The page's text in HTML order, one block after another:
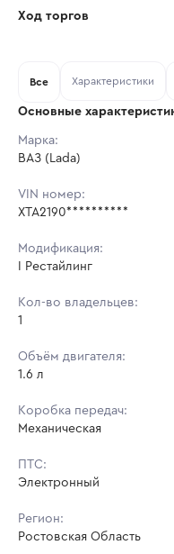
Тип аукциона:
Шаг торгов:
Кол-во ставок:
Ход торгов
Все Характеристики
Основные
Марка:
ВАЗ (Lada)
VIN номер:
XTA2190**********
Модификация:
I Рестайлинг
Кол-во владельцев:
1
Объём двигателя:
1.6 л
Коробка передач:
Механическая
ПТС:
Электронный
Регион:
Ростовская Область